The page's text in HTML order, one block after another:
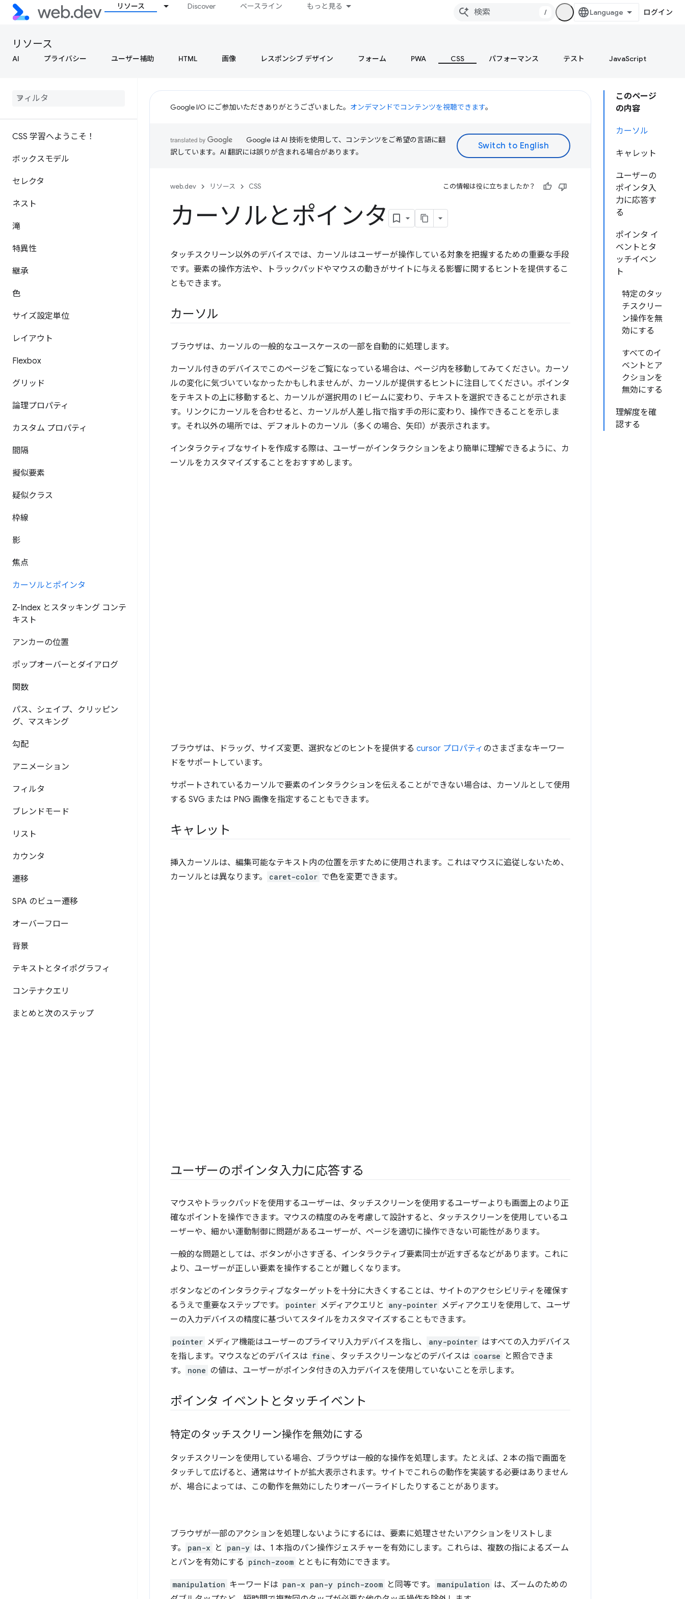
リソース Discover ベースライン もっと見る
/ ログイン
リソース
AI プライバシー ユーザー補助 HTML 画像 レスポンシブ デザイン フォーム PWA CSS パフォーマンス テスト JavaScript
CSS 学習へようこそ！
ボックスモデル
セレクタ
ネスト
滝
特異性
継承
色
サイズ設定単位
レイアウト
Flexbox
グリッド
論理プロパティ
カスタム プロパティ
間隔
擬似要素
疑似クラス
枠線
影
焦点
カーソルとポインタ
Z-Index とスタッキング コンテ
キスト
アンカーの位置
ポップオーバーとダイアログ
関数
パス、シェイプ、クリッピン
グ、マスキング
勾配
アニメーション
フィルタ
ブレンドモード
リスト
カウンタ
遷移
SPA のビュー遷移
オーバーフロー
背景
テキストとタイポグラフィ
コンテナクエリ
まとめと次のステップ
このページ
の内容
カーソル
キャレット
ユーザーの
ポインタ入
力に応答す
る
ポインタ イ
ベントとタ
ッチイベン
ト
特定のタッ
チスクリー
ン操作を無
効にする
すべてのイ
ベントとア
クションを
無効にする
理解度を確
認する
Google I/O にご参加いただきありがとうございました。 オンデマンドでコンテンツを視聴できます。
Google は AI 技術を使用して、コンテンツをご希望の言語に翻
訳しています。AI 翻訳には誤りが含まれる場合があります。
web.dev リソース CSS この情報は役に立ちましたか？
カーソルとポインタ
タッチスクリーン以外のデバイスでは、カーソルはユーザーが操作している対象を把握するための重要な手段
です。要素の操作方法や、トラックパッドやマウスの動きがサイトに与える影響に関するヒントを提供するこ
ともできます。
カーソル
ブラウザは、カーソルの一般的なユースケースの一部を自動的に処理します。
カーソル付きのデバイスでこのページをご覧になっている場合は、ページ内を移動してみてください。カーソ
ルの変化に気づいていなかったかもしれませんが、カーソルが提供するヒントに注目してください。ポインタ
をテキストの上に移動すると、カーソルが選択用の I ビームに変わり、テキストを選択できることが示されま
す。リンクにカーソルを合わせると、カーソルが人差し指で指す手の形に変わり、操作できることを示しま
す。それ以外の場所では、デフォルトのカーソル（多くの場合、矢印）が表示されます。
インタラクティブなサイトを作成する際は、ユーザーがインタラクションをより簡単に理解できるように、カ
ーソルをカスタマイズすることをおすすめします。
ブラウザは、ドラッグ、サイズ変更、選択などのヒントを提供する cursor プロパティ のさまざまなキーワー
ドをサポートしています。
サポートされているカーソルで要素のインタラクションを伝えることができない場合は、カーソルとして使用
する SVG または PNG 画像を指定することもできます。
キャレット
挿入カーソルは、編集可能なテキスト内の位置を示すために使用されます。これはマウスに追従しないため、
カーソルとは異なります。
caret-color で色を変更できます。
ユーザーのポインタ入力に応答する
マウスやトラックパッドを使用するユーザーは、タッチスクリーンを使用するユーザーよりも画面上のより正
確なポイントを操作できます。マウスの精度のみを考慮して設計すると、タッチスクリーンを使用しているユ
ーザーや、細かい運動制御に問題があるユーザーが、ページを適切に操作できない可能性があります。
一般的な問題としては、ボタンが小さすぎる、インタラクティブ要素同士が近すぎるなどがあります。これに
より、ユーザーが正しい要素を操作することが難しくなります。
ボタンなどのインタラクティブなターゲットを十分に大きくすることは、サイトのアクセシビリティを確保す
るうえで重要なステップです。
pointer メディアクエリと any-pointer メディアクエリを使用して、ユーザ
ーの入力デバイスの精度に基づいてスタイルをカスタマイズすることもできます。
pointer メディア機能はユーザーのプライマリ入力デバイスを指し、 any-pointer はすべての入力デバイス
を指します。マウスなどのデバイスは fine 、タッチスクリーンなどのデバイスは coarse
と照合できま
す。
none の値は、ユーザーがポインタ付きの入力デバイスを使用していないことを示します。
ポインタ イベントとタッチイベント
特定のタッチスクリーン操作を無効にする
タッチスクリーンを使用している場合、ブラウザは一般的な操作を処理します。たとえば、2 本の指で画面を
タッチして広げると、通常はサイトが拡大表示されます。サイトでこれらの動作を実装する必要はありません
が、場合によっては、この動作を無効にしたりオーバーライドしたりすることがあります。
ブラウザが一部のアクションを処理しないようにするには、要素に処理させたいアクションをリストしま
す。
pan-x と pan-y は、1 本指のパン操作ジェスチャーを有効にします。これらは、複数の指によるズーム
とパンを有効にする pinch-zoom とともに有効にできます。
manipulation キーワードは pan-x pan-y pinch-zoom と同等です。 manipulation は、ズームのための